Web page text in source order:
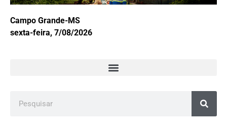
Campo Grande-MS
sexta-feira, 7/08/2026